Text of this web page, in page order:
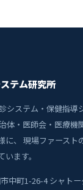
テム研究所
システム・保健指導
体・医師会・医療機
に、 現場ファースト
ます。
中町1-26-4 シャト